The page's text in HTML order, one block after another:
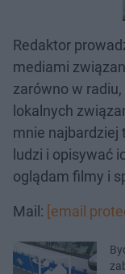
Redaktor
mediami
zarówno w
lokalnych
mnie najbardziej
ludzi i opisywać
oglądam filmy i
Mail: [email